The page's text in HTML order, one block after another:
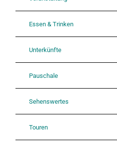
Essen & Trinken
Unterkünfte
Pauschale
Sehenswertes
Touren